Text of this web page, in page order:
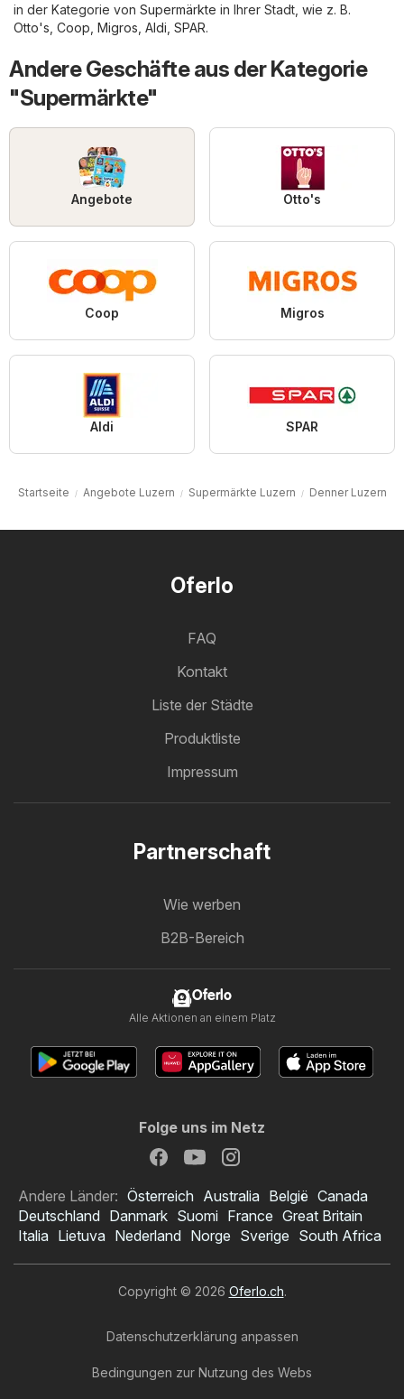
in der Kategorie von Supermärkte in Ihrer Stadt, wie z. B.
Otto's Coop Migros Aldi SPAR.
Andere Geschäfte aus der Kategorie
"Supermärkte"
Angebote Otto's
Coop Migros
Aldi SPAR
Startseite Angebote Luzern Supermärkte Luzern Denner Luzern
Oferlo
FAQ
Kontakt
Liste der Städte
Produktliste
Impressum
Partnerschaft
Wie werben
B2B-Bereich
Oferlo
Alle Aktionen an einem Platz
Folge uns im Netz
Andere Länder: Österreich Australia België Canada
Deutschland Danmark Suomi France Great Britain
Italia Lietuva Nederland Norge Sverige South Africa
Copyright © 2026 Oferlo.ch.
Datenschutzerklärung anpassen
Bedingungen zur Nutzung des Webs